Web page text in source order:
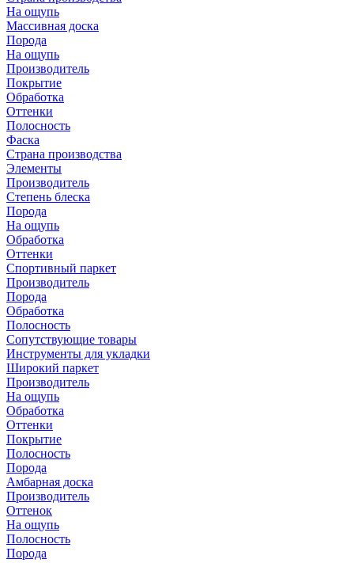
На ощупь
Массивная доска
Порода
На ощупь
Производитель
Покрытие
Обработка
Оттенки
Полосность
Фаска
Страна производства
Элементы
Производитель
Степень блеска
Порода
На ощупь
Обработка
Оттенки
Спортивный паркет
Производитель
Порода
Обработка
Полосность
Сопутствующие товары
Инструменты для укладки
Широкий паркет
Производитель
На ощупь
Обработка
Оттенки
Покрытие
Полосность
Порода
Амбарная доска
Производитель
Оттенок
На ощупь
Полосность
Порода